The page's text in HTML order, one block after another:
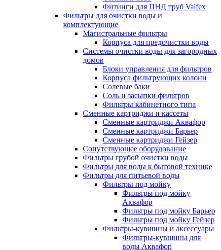
Фитинги для ПНД труб Valfex
Фильтры для очистки воды и
комплектующие
Магистральные фильтры
Корпуса для предочистки воды
Системы очистки воды для загородных
домов
Блоки управления для фильтров
Корпуса фильтрующих колонн
Солевые баки
Соль и засыпки фильтров
Фильтры кабинетного типа
Сменные картриджи и кассеты
Сменные картриджи Аквафор
Сменные картриджи Барьер
Сменные картриджи Гейзер
Сопутствующее оборудование
Фильтры грубой очистки воды
Фильтры для воды к бытовой технике
Фильтры для питьевой воды
Фильтры под мойку
Фильтры под мойку
Аквафор
Фильтры под мойку Барьер
Фильтры под мойку Гейзер
Фильтры-кувшины и аксессуары
Фильтры-кувшины для
воды Аквафор